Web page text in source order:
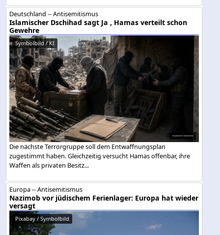
Deutschland -- Antisemitismus
Islamischer Dschihad sagt Ja , Hamas verteilt schon
Gewehre
Symbolbild / KI
Die nächste Terrorgruppe soll dem Entwaffnungsplan
zugestimmt haben. Gleichzeitig versucht Hamas offenbar, ihre
Waffen als privaten Besitz...
Europa -- Antisemitismus
Nazimob vor jüdischem Ferienlager: Europa hat wieder
versagt
Pixabay / Symbolbild